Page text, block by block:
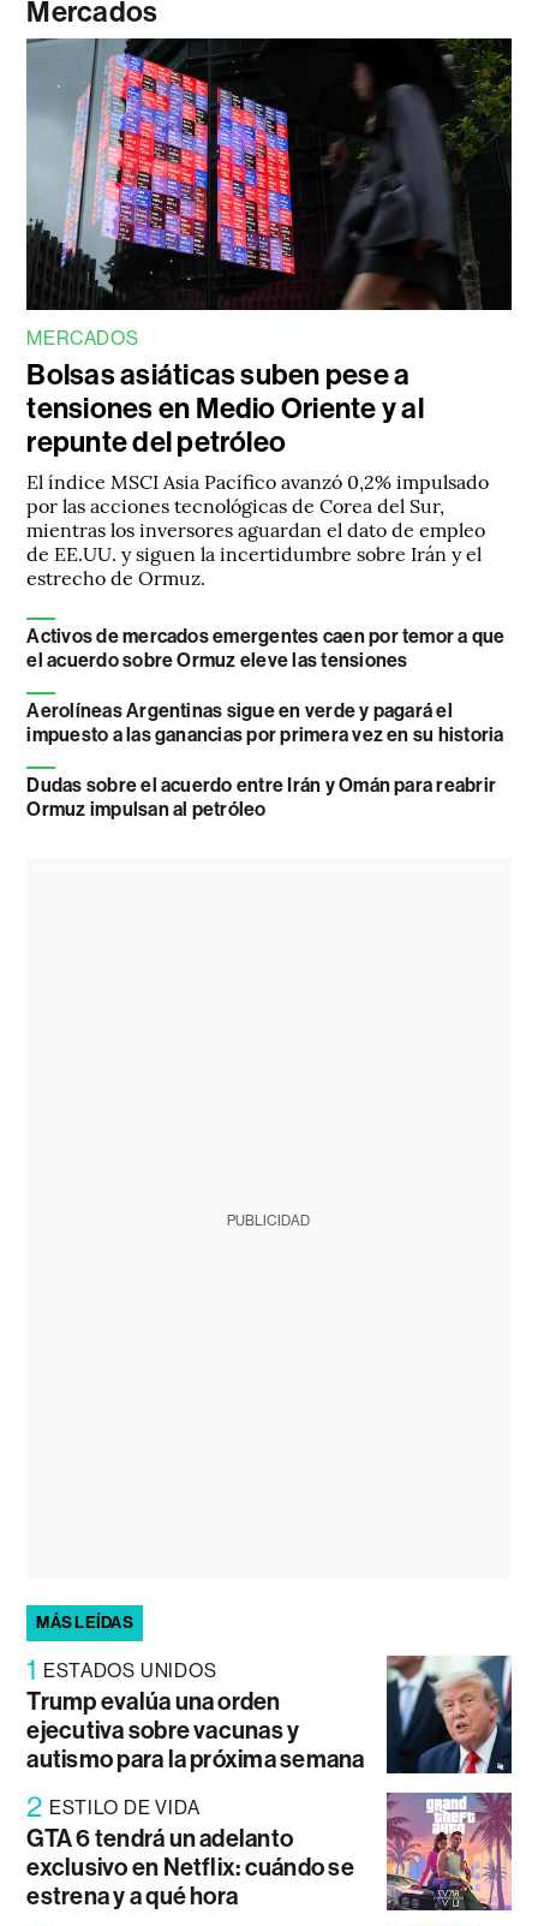
Mercados
MERCADOS
Bolsas asiáticas suben pese a
tensiones en Medio Oriente y al
repunte del petróleo
El índice MSCI Asia Pacífico avanzó 0,2% impulsado
por las acciones tecnológicas de Corea del Sur,
mientras los inversores aguardan el dato de empleo
de EE.UU. y siguen la incertidumbre sobre Irán y el
estrecho de Ormuz.
Activos de mercados emergentes caen por temor a que
el acuerdo sobre Ormuz eleve las tensiones
Aerolíneas Argentinas sigue en verde y pagará el
impuesto a las ganancias por primera vez en su historia
Dudas sobre el acuerdo entre Irán y Omán para reabrir
Ormuz impulsan al petróleo
PUBLICIDAD
MÁS LEÍDAS
1 ESTADOS UNIDOS
Trump evalúa una orden
ejecutiva sobre vacunas y
autismo para la próxima semana
2 ESTILO DE VIDA
GTA 6 tendrá un adelanto
exclusivo en Netflix: cuándo se
estrena y a qué hora